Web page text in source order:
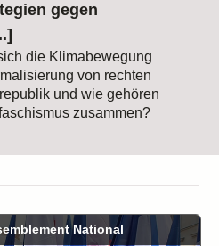
gegen
die Klimabewegung
von rechten
und wie gehören
zusammen?
National